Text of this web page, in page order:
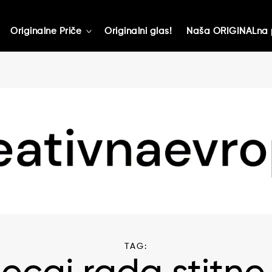
Originalne Priče toggle
Originalni glas! Naša
TAG: